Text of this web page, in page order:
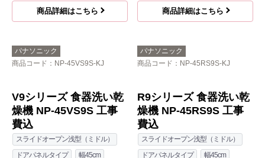
商品詳細はこちら
燥機 NP-45MS9S 工事
費込
ドアパネルタイプ
33~40点（約4~5人分）
129,894 円(税込)
商品詳細はこちら
三菱
パナソニック